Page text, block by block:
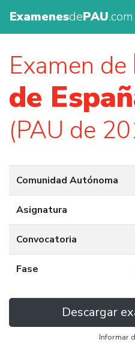
ExamenesdePAU.com
Examen de
de
(PAU de
Comunidad Autónoma
Asignatura
Convocatoria
Fase
Descargar
Informar